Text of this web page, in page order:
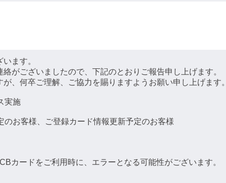
ます。
がございましたので、下記のとおりご報告申し上げます。
、何卒ご理解、ご協力を賜りますようお願い申し上げます。
実施
お客様、ご登録カード情報更新予定のお客様
カードをご利用時に、エラーとなる可能性がございます。